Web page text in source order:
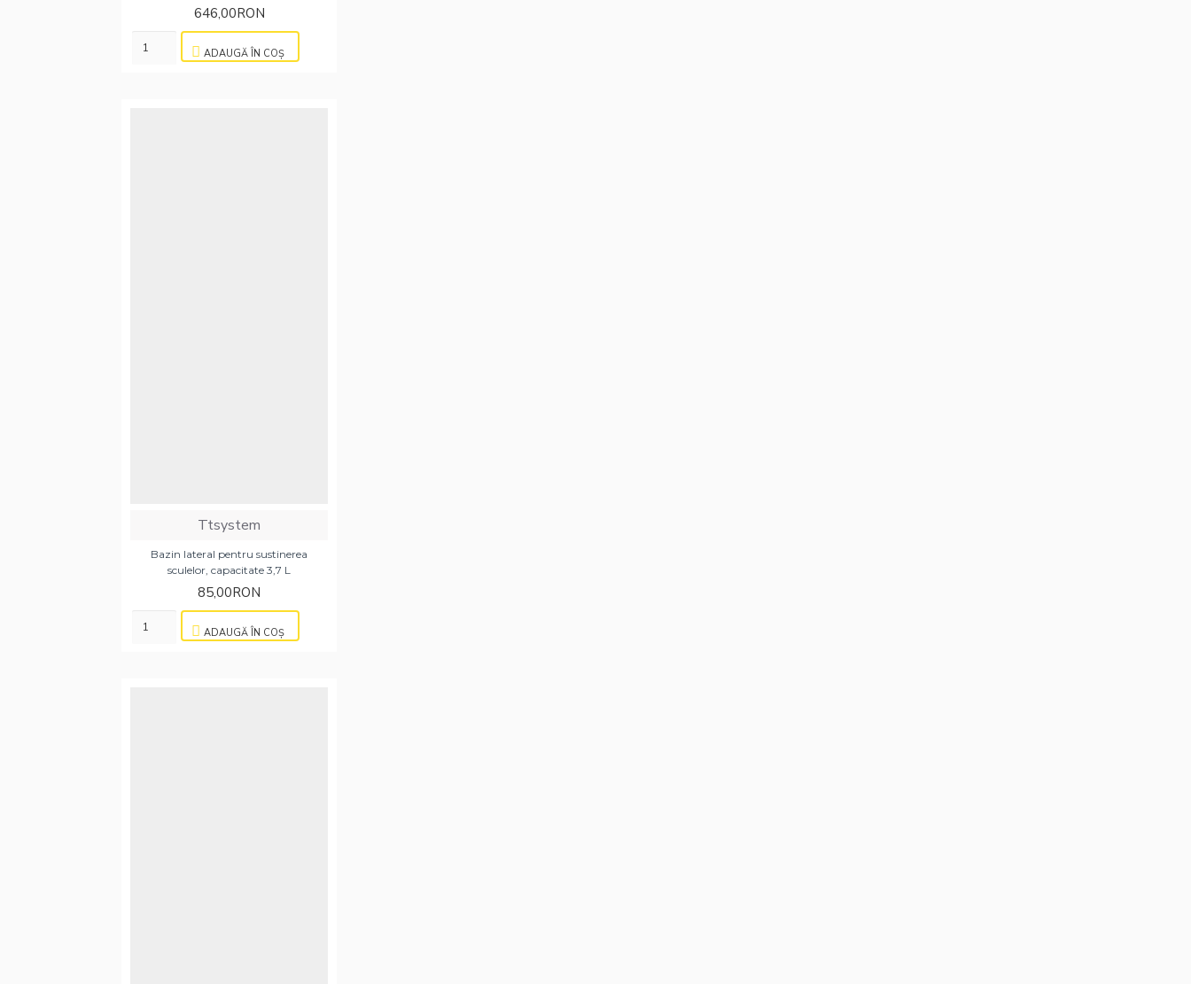
646,00RON
ADAUGĂ ÎN COŞ
Ttsystem
Bazin lateral pentru sustinerea
sculelor, capacitate 3,7 L
85,00RON
ADAUGĂ ÎN COŞ